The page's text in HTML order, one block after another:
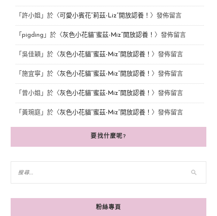
「 許小姐 」於〈 可愛小賓花“莉茲-Liz”開放認養！ 〉發佈留言
「 pigding 」於〈灰色小花貓“蜜茲-Miz”開放認養！ 〉發佈留言
「 吳佳穎 」於〈灰色小花貓“蜜茲-Miz”開放認養！ 〉發佈留言
「 施宜寧 」於〈灰色小花貓“蜜茲-Miz”開放認養！ 〉發佈留言
「 曾小姐 」於〈灰色小花貓“蜜茲-Miz”開放認養！ 〉發佈留言
「 黃琬庭」於〈灰色小花貓“蜜茲-Miz”開放認養！ 〉發佈留言
要找什麼呢?
粉絲專頁